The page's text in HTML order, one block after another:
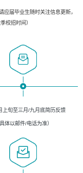
应届毕业生随时关注信息更新，
校招时间）
上旬至三月/九月底简历反馈
具体以邮件/电话为准）